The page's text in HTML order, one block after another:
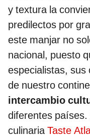
y textura la
predilectos por
este manjar no
nacional, puesto
especialistas,
de nuestro
intercambio
diferentes
culinariaTaste